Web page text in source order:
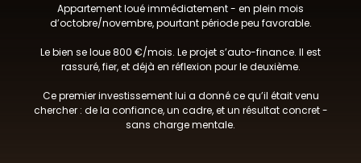
Appartement loué immédiatement - en plein mois
d’octobre/novembre, pourtant période peu favorable.
Le bien se loue 800 €/mois. Le projet s’auto-finance. Il est
rassuré, fier, et déjà en réflexion pour le deuxième.
Ce premier investissement lui a donné ce qu’il était venu
chercher : de la confiance, un cadre, et un résultat concret -
sans charge mentale.